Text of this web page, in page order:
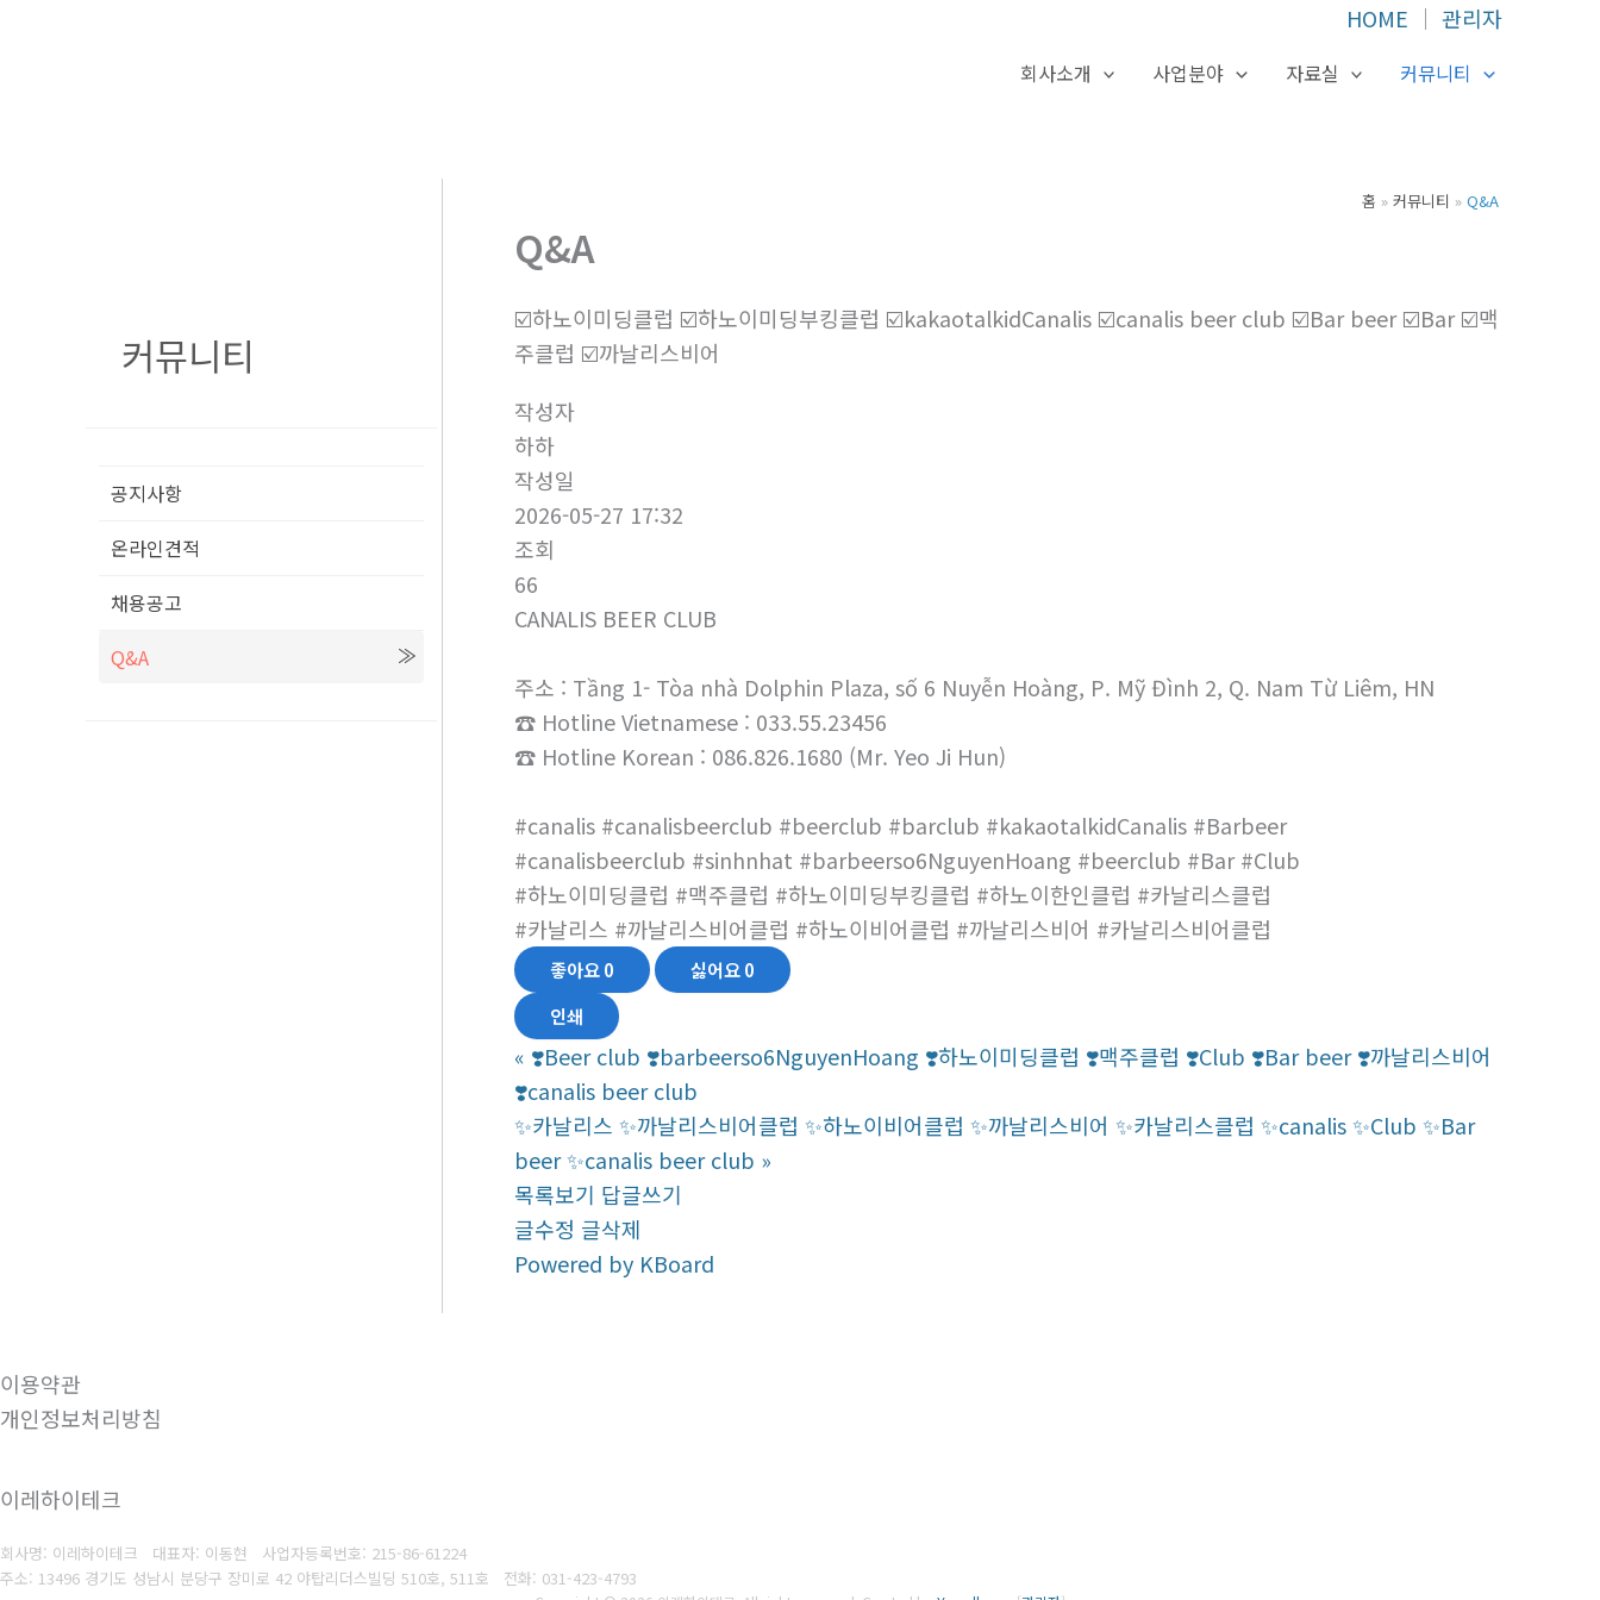
HOME │ 관리자
회사소개 사업분야 자료실 커뮤니티
커뮤니티
공지사항
온라인견적
채용공고
Q&A
홈 커뮤니티 Q&A
Q&A
☑️하노이미딩클럽 ☑️하노이미딩부킹클럽 ☑️kakaotalkidCanalis ☑️canalis beer club ☑️Bar beer ☑️Bar ☑️맥
주클럽 ☑️까날리스비어
작성자
하하
작성일
2026-05-27 17:32
조회
66
CANALIS BEER CLUB
주소 : Tầng 1- Tòa nhà Dolphin Plaza, số 6 Nuyễn Hoàng, P. Mỹ Đình 2, Q. Nam Từ Liêm, HN
☎ Hotline Vietnamese : 033.55.23456
☎ Hotline Korean : 086.826.1680 (Mr. Yeo Ji Hun)
#canalis #canalisbeerclub #beerclub #barclub #kakaotalkidCanalis #Barbeer
#canalisbeerclub #sinhnhat #barbeerso6NguyenHoang #beerclub #Bar #Club
#하노이미딩클럽 #맥주클럽 #하노이미딩부킹클럽 #하노이한인클럽 #카날리스클럽
#카날리스 #까날리스비어클럽 #하노이비어클럽 #까날리스비어 #카날리스비어클럽
좋아요0 싫어요0
인쇄
« ❣️Beer club ❣️barbeerso6NguyenHoang ❣️하노이미딩클럽 ❣️맥주클럽 ❣️Club ❣️Bar beer ❣️까날리스비어
❣️canalis beer club
✨카날리스 ✨까날리스비어클럽 ✨하노이비어클럽 ✨까날리스비어 ✨카날리스클럽 ✨canalis ✨Club ✨Bar
beer ✨canalis beer club »
목록보기 답글쓰기
글수정 글삭제
Powered by KBoard
이용약관
개인정보처리방침
이레하이테크
회사명: 이레하이테크 대표자: 이동현 사업자등록번호: 215-86-61224
주소: 13496 경기도 성남시 분당구 장미로 42 야탑리더스빌딩 510호, 511호 전화: 031-423-4793